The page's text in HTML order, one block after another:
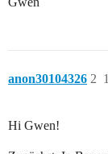
anon30104326 2
Hi Gwen!